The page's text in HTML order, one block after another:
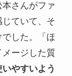
さんがファ
ていて、そ
した。「ほ
ージした質
やすいよう